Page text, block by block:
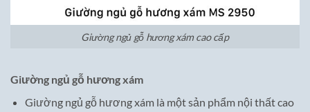
Giường ngủ gỗ hương xám cao cấp
Giường ngủ gỗ hương xám
Giường ngủ gỗ hương xám là một sản phẩm nội thất cao